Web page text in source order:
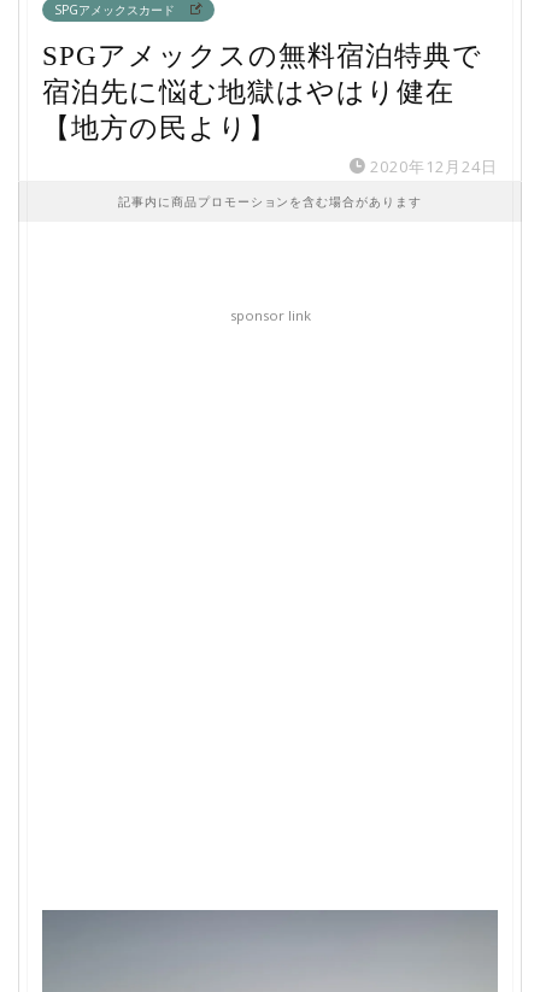
SPGアメックスカード
SPGアメックスの無料宿泊特典で
宿泊先に悩む地獄はやはり健在
【地方の民より】
2020年12月24日
記事内に商品プロモーションを含む場合があります
sponsor link